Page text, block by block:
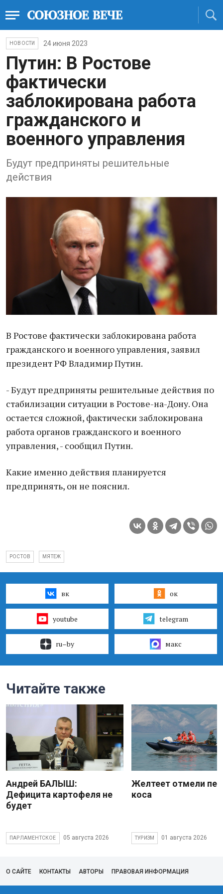
НОВОСТИ 24 июня 2023
Путин: В Ростове
фактически
заблокирована работа
гражданского и
военного управления
Будут предприняты решительные
действия
В Ростове фактически заблокирована работа
гражданского и военного управления, заявил
президент РФ Владимир Путин.
- Будут предприняты решительные действия по
стабилизации ситуации в Ростове-на-Дону. Она
остается сложной, фактически заблокирована
работа органов гражданского и военного
управления, - сообщил Путин.
Какие именно действия планируется
предпринять, он не пояснил.
РОСТОВ МЯТЕЖ
вк ок
youtube telegram
ru–by макс
Читайте также
Андрей БАЛЫШ:
Дефицита картофеля не
будет
ПАРЛАМЕНТСКОЕ 05 августа 2026
Желтеет отмели
коса
ТУРИЗМ 01 августа 2026
О САЙТЕ КОНТАКТЫ АВТОРЫ ПРАВОВАЯ ИНФОРМАЦИЯ